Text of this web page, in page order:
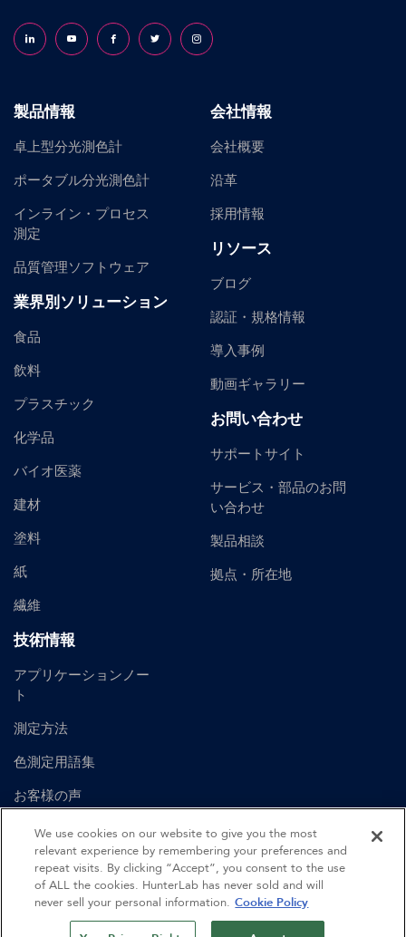
Follow us on LinkedInFollow us on YouTubeFollow us on Facebook
Follow us on X (formerly Twitter)
Follow us on Instagram
製品情報
卓上型分光測色計
ポータブル分光測色計
インライン・プロセス
測定
品質管理ソフトウェア
業界別ソリューション
食品
飲料
プラスチック
化学品
バイオ医薬
建材
塗料
紙
繊維
技術情報
アプリケーションノー
ト
測定方法
色測定用語集
お客様の声
ユーザーマニュアル
会社情報
会社概要
沿革
採用情報
リソース
ブログ
認証・規格情報
導入事例
動画ギャラリー
お問い合わせ
サポートサイト
サービス・部品のお問
い合わせ
製品相談
拠点・所在地
©2026Hunter Associates Laboratory, Inc.
We use cookies on our website to give you the most
relevant experience by remembering your preferences and
repeat visits. By clicking “Accept”, you consent to the use
of ALL the cookies. HunterLab has never sold and will
never sell your personal information. Cookie Policy